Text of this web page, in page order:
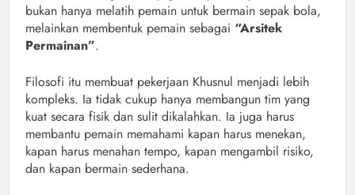
bukan hanya melatih pemain untuk bermain sepak bola,
melainkan membentuk pemain sebagai “Arsitek
Permainan”.
Filosofi itu membuat pekerjaan Khusnul menjadi lebih
kompleks. Ia tidak cukup hanya membangun tim yang
kuat secara fisik dan sulit dikalahkan. Ia juga harus
membantu pemain memahami kapan harus menekan,
kapan harus menahan tempo, kapan mengambil risiko,
dan kapan bermain sederhana.